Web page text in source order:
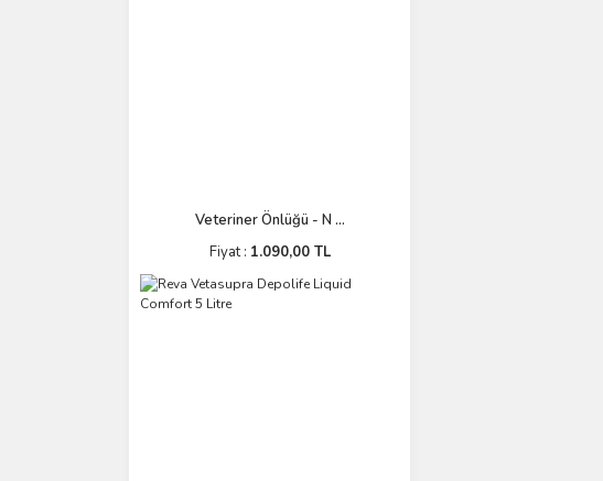
Veteriner Önlüğü - N ...
Fiyat : 1.090,00 TL